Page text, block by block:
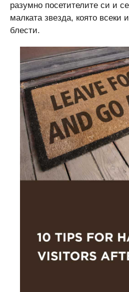
разумно посетителите си и
малката звезда, която всеки
блести.